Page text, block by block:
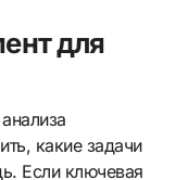
для
какие задачи
Если ключевая